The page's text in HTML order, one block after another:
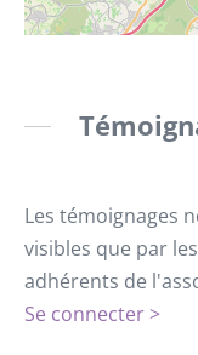
Les témoignages
visibles que par les
adhérents de
Se connecter >